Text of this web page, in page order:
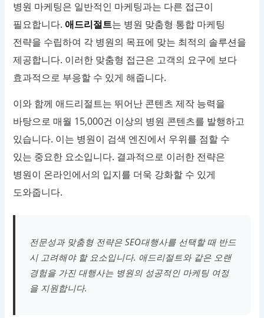
병원 마케팅은 일반적인 마케팅과는 다른 접근이
필요합니다. 애드리절트는 병원 맞춤형 통합 마케팅
전략을 수립하여 각 병원의 목표에 맞는 최적의 솔루션을
제공합니다. 이러한 맞춤형 접근은 고객의 요구에 보다
효과적으로 부응할 수 있게 해줍니다.
이와 함께 애드리절트는 뛰어난 콘텐츠 제작 능력을
바탕으로 매월 15,000건 이상의 병원 콘텐츠를 발행하고
있습니다. 이는 병원이 검색 엔진에서 우위를 점할 수
있는 중요한 요소입니다. 결과적으로 이러한 전략은
병원이 온라인에서의 입지를 더욱 강화할 수 있게
도와줍니다.
전문성과 맞춤형 전략은 SEO대행사를 선택할 때 반드
시 고려해야 할 요소입니다. 애드리절트와 같은 오랜
경험을 가진 대행사는 병원의 성공적인 마케팅 여정
을 지원합니다.